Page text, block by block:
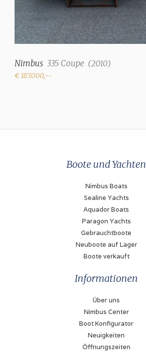
Nimbus 335 Coupe (2010)
€ 187.000,--
Boote und Yachten
Nimbus Boats
Sealine Yachts
Aquador Boats
Paragon Yachts
Gebrauchtboote
Neuboote auf Lager
Boote verkauft
Informationen
Über uns
Nimbus Center
Boot Konfigurator
Neuigkeiten
Öffnungszeiten